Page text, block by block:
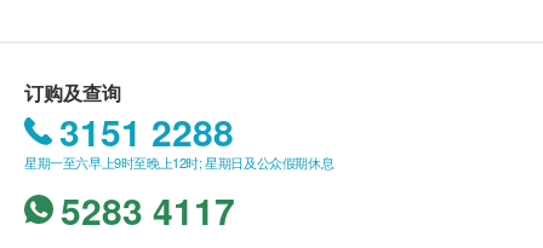
Booster 活化年轻代谢
Brightener 重赋肌肤光泽
Balancer 体内平衡调节从内而外
全面激活细胞年轻
我们将于确定订单后1-3个工作天内安排发货。
不排除运送时间会因节日而有所影响。 当八号烈
风讯号悬挂或黑色暴雨警告生效时，送货服务时间
将会延迟。
所有订单须视乎相关货品的供应情况再作最后确
订购及查询
3151 2288
星期一至六早上9时至晚上12时; 星期日及公众假期休息
5283 4117